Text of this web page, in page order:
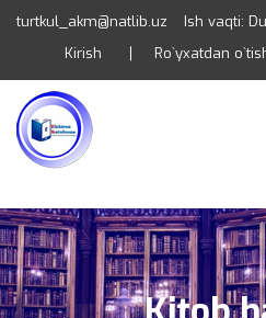
turtkul_akm@natlib.uz Ish vaqti:
Kirish Ro`yxatdan